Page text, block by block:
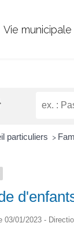
Vie municipale
particuliers >
03/01/2023 -